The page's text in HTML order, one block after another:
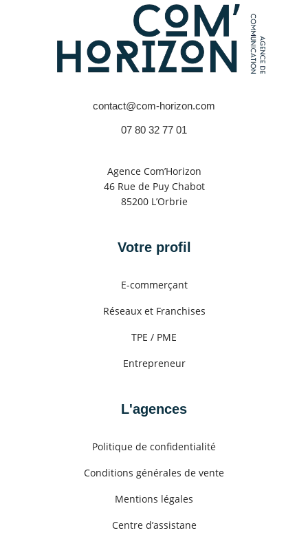
contact@com-horizon.com
07 80 32 77 01
Agence Com’Horizon
46 Rue de Puy Chabot
85200 L’Orbrie
Votre profil
E-commerçant
Réseaux et Franchises
TPE / PME
Entrepreneur
L'agences
Politique de confidentialité
Conditions générales de vente
Mentions légales
Centre d’assistane